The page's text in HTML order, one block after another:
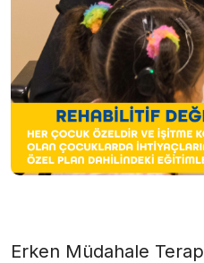
Erken Müdahale